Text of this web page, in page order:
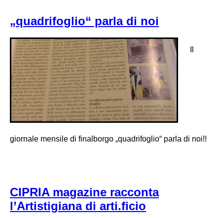
„quadrifoglio“ parla di noi
giornale mensile di finalborgo „quadrifoglio“ parla di noi!!
CIPRIA magazine racconta
l’Artistigiana di arti.ficio